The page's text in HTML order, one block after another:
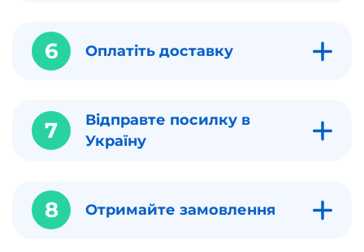
6 Оплатіть доставку
7
Відправте посилку в
Україну
8 Отримайте замовлення